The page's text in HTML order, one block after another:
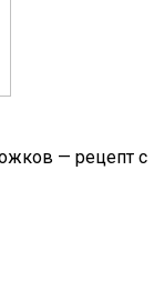
— рецепт с